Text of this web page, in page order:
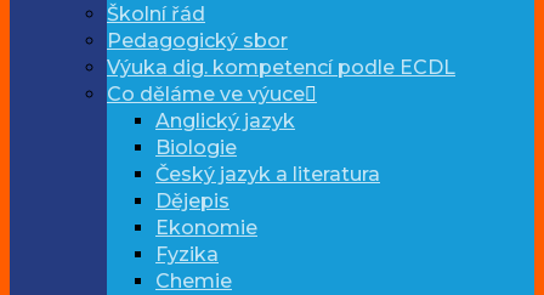
Školní řád
Pedagogický sbor
Výuka dig. kompetencí podle ECDL
Co děláme ve výuce
Anglický jazyk
Biologie
Český jazyk a literatura
Dějepis
Ekonomie
Fyzika
Chemie